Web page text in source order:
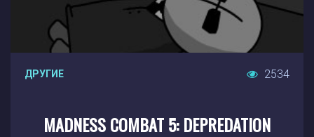
ДРУГИЕ 2534
MADNESS COMBAT 5: DEPREDATION